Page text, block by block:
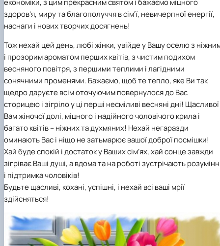
здоров'я, миру та благополуччя в сім'ї, невичерпної енергії,
наснаги і нових творчих досягнень!
Тож нехай цей день, любі жінки, увійде у Вашу оселю з
і прозорим ароматом перших квітів, з чистим подихом
весняного повітря, з першими теплими і лагідними
сонячними променями. Бажаємо, щоб те тепло, яке Ви так
щедро даруєте всім оточуючим повернулося до Вас
сторицею і зігріло у ці перші несміливі весняні дні! Щасливої
Вам жіночої долі, міцного і надійного чоловічого крила і
багато квітів – ніжних та духмяних! Нехай негаразди
оминають Вас і ніщо не затьмарює вашої доброї посмішки!
Хай буде спокій і достаток у Ваших сім’ях, хай сонце завжди
зігріває Ваші душі, а вдома та на роботі зустрічають
і підтримка чоловіків!
Будьте щасливі, кохані, успішні, і нехай всі ваші мрії
здійсняться!